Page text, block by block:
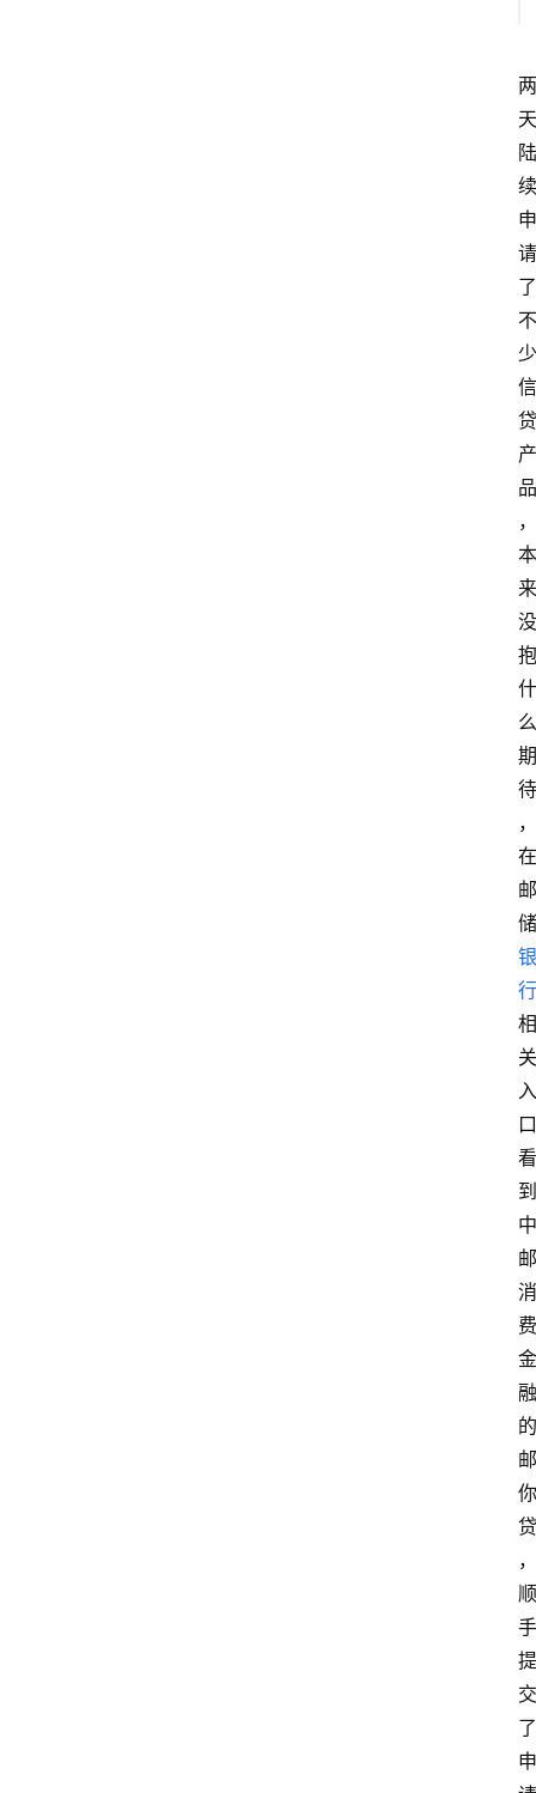
两
天
陆
续
申
请
了
不
少
信
贷
产
品
，
本
来
没
抱
什
么
期
待
，
在
邮
储
银
行
相
关
入
口
看
到
中
邮
消
费
金
融
的
邮
你
贷
，
顺
手
提
交
了
申